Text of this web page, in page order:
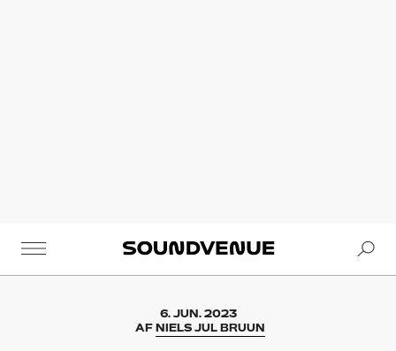
Soundvenue
6. JUN. 2023
AF NIELS JUL BRUUN